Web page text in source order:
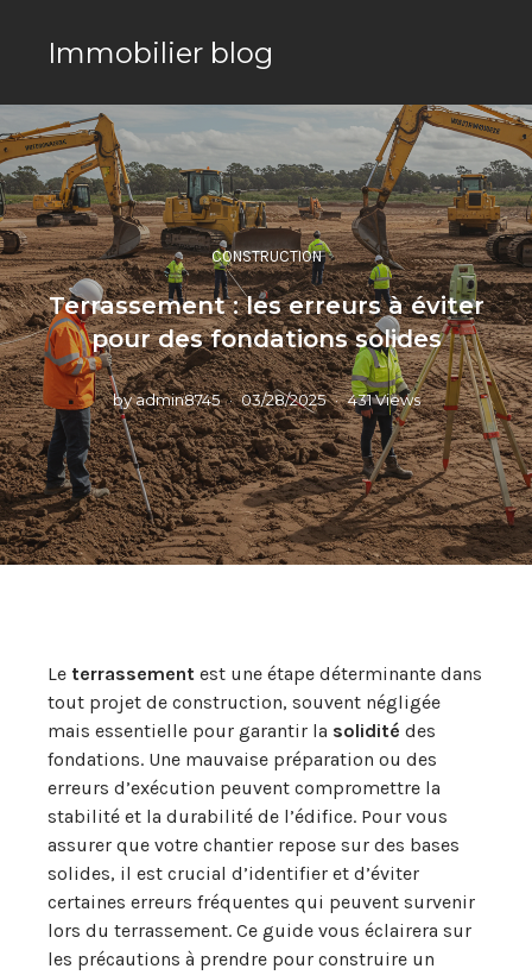
Immobilier blog
CONSTRUCTION
Terrassement : les erreurs à éviter
pour des fondations solides
byadmin8745 03/28/2025 431 Views
Le terrassement est une étape déterminante dans
tout projet de construction, souvent négligée
mais essentielle pour garantir la solidité des
fondations. Une mauvaise préparation ou des
erreurs d’exécution peuvent compromettre la
stabilité et la durabilité de l’édifice. Pour vous
assurer que votre chantier repose sur des bases
solides, il est crucial d’identifier et d’éviter
certaines erreurs fréquentes qui peuvent survenir
lors du terrassement. Ce guide vous éclairera sur
les précautions à prendre pour construire un